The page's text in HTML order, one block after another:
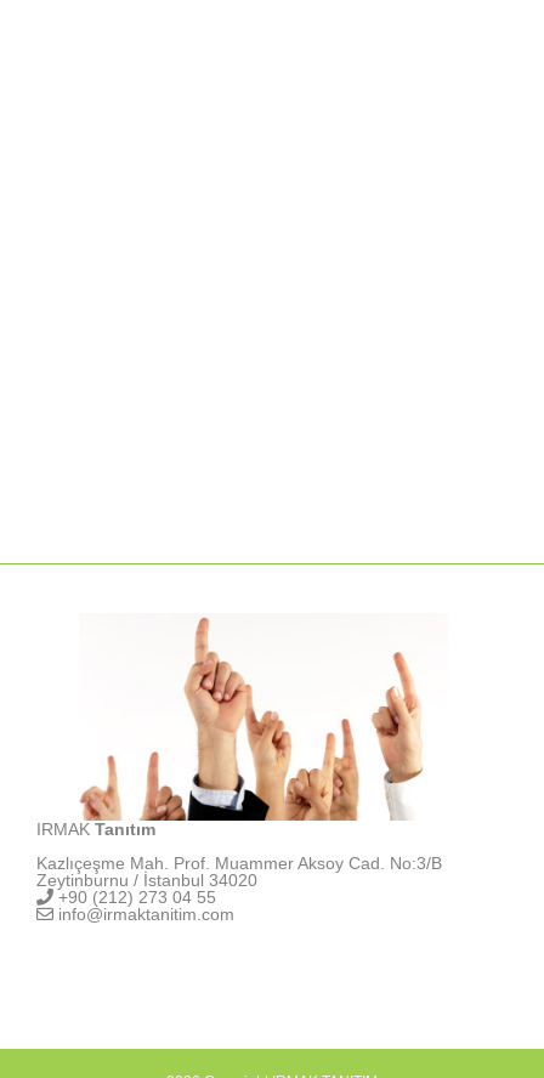
IRMAK Tanıtım
Kazlıçeşme Mah. Prof. Muammer Aksoy Cad. No:3/B
Zeytinburnu / İstanbul 34020
+90 (212) 273 04 55
info@irmaktanitim.com